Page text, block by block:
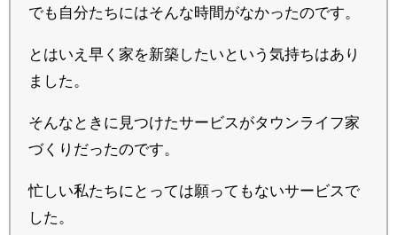
でも自分たちにはそんな時間がなかったのです。
とはいえ早く家を新築したいという気持ちはあり
ました。
そんなときに見つけたサービスがタウンライフ家
づくりだったのです。
忙しい私たちにとっては願ってもないサービスで
した。